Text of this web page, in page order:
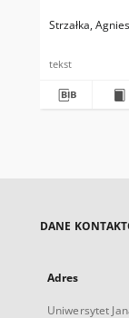
A Global
Springer. ISBN
Strzałka,
tekst
DANE
Adres
Uniwersytet